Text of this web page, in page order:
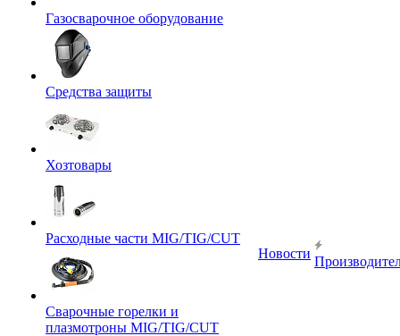
Газосварочное оборудование
Средства защиты
Хозтовары
Расходные части MIG/TIG/CUT
Сварочные горелки и
плазмотроны MIG/TIG/CUT
Новости